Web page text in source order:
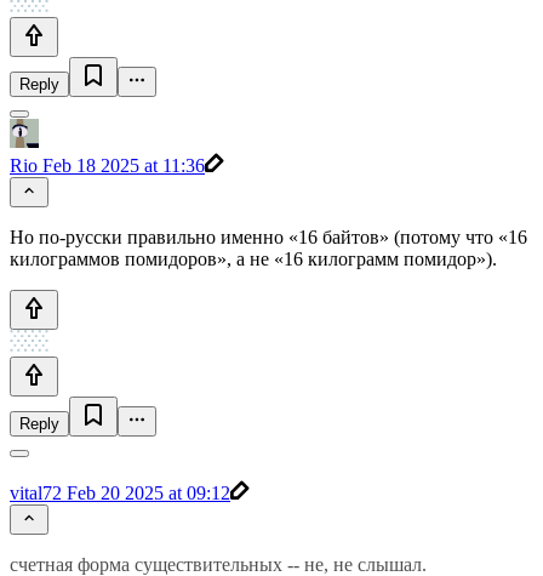
Reply
Rio Feb 18 2025 at 11:36
Но по-русски правильно именно «16 байтов» (потому что «16
килограммов помидоров», а не «16 килограмм помидор»).
Reply
vital72 Feb 20 2025 at 09:12
счетная форма существительных -- не, не слышал.